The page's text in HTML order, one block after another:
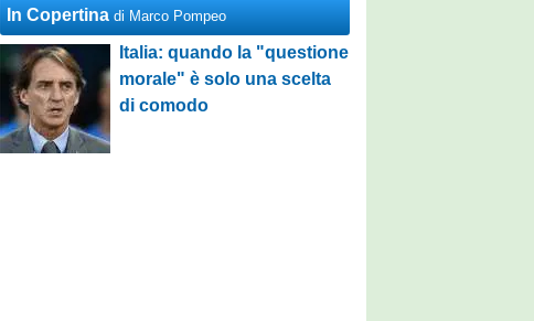
In Copertina di Marco Pompeo
Italia: quando la "questione
morale" è solo una scelta
di comodo